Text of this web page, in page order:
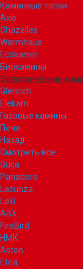
Каминные топки
Axis
Chazelles
Warmhaus
Ecokamin
Биокамины
Электрические
Glenrich
Elekam
Газовые камины
Печи
Назад
Смотреть все
Guca
Panadero
Lacunza
Loki
ABX
FireBird
НМК
Aston
Etna